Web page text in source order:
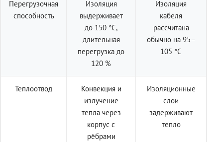
Перегрузочная
способность
Изоляция
выдерживает
до 150 °C,
длительная
перегрузка до
120 %
Изоляция
кабеля
рассчитана
обычно на 95–
105 °C
Теплоотвод
Конвекция и
излучение
тепла через
корпус с
рёбрами
Изоляционные
слои
задерживают
тепло